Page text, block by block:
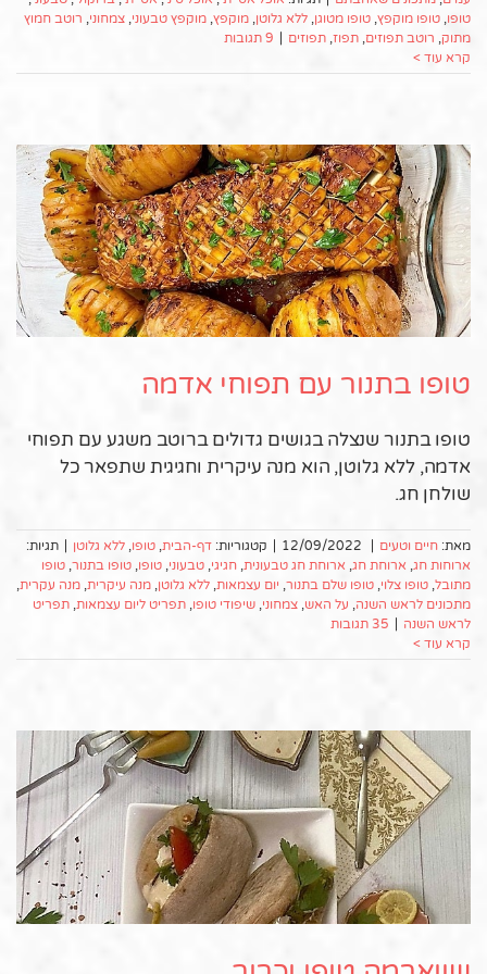
טופו טופו מוקפץ טופו מטוגן ללא גלוטן מוקפץ מוקפץ טבעוני צמחוני רוטב חמוץ
מתוק רוטב תפוזים תפוז תפוזים | 9 תגובות
קרא עוד >
טופו בתנור עם תפוחי אדמה
טופו בתנור שנצלה בגושים גדולים ברוטב משגע עם תפוחי
אדמה, ללא גלוטן, הוא מנה עיקרית וחגיגית שתפאר כל
שולחן חג.
מאת: חיים וטעים 12/09/2022 קטגוריות: דף-הבית, טופו, ללא גלוטן
תגיות:
ארוחות חג, ארוחת חג, ארוחת חג טבעונית, חגיגי, טבעוני, טופו, טופו בתנור, טופו
מתובל, טופו צלוי, טופו שלם בתנור, יום עצמאות, ללא גלוטן, מנה עיקרית, מנה עקרית,
מתכונים לראש השנה, על האש, צמחוני, שיפודי טופו, תפריט ליום עצמאות, תפריט
לראש השנה
35 תגובות
קרא עוד >